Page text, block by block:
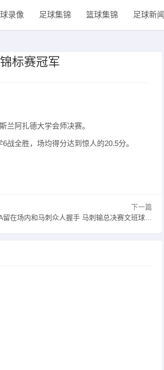
录像 足球集锦 篮球集锦 足球新闻
标赛冠军
兰阿扎德大学会师决赛。
全胜，场均得分达到惊人的20.5分。
下一篇
在场内和马刺众人握手 马刺输总决赛文班球员通道